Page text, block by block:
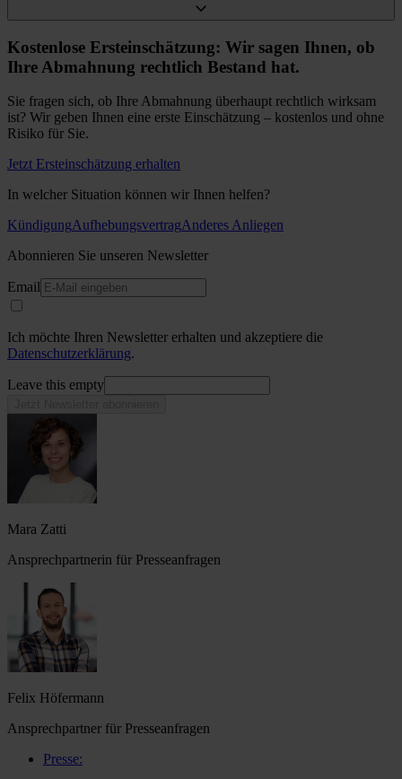
Kostenlose Ersteinschätzung: Wir sagen Ihnen, ob
Ihre Abmahnung rechtlich Bestand hat.
Sie fragen sich, ob Ihre Abmahnung überhaupt rechtlich wirksam
ist? Wir geben Ihnen eine erste Einschätzung – kostenlos und ohne
Risiko für Sie.
Jetzt Ersteinschätzung erhalten
In welcher Situation können wir Ihnen helfen?
KündigungAufhebungsvertragAnderes Anliegen
Abonnieren Sie unseren Newsletter
Email
Ich möchte Ihren Newsletter erhalten und akzeptiere die
Datenschutzerklärung.
Leave this empty
Mara Zatti
Ansprechpartnerin für Presseanfragen
Felix Höfermann
Ansprechpartner für Presseanfragen
Presse: